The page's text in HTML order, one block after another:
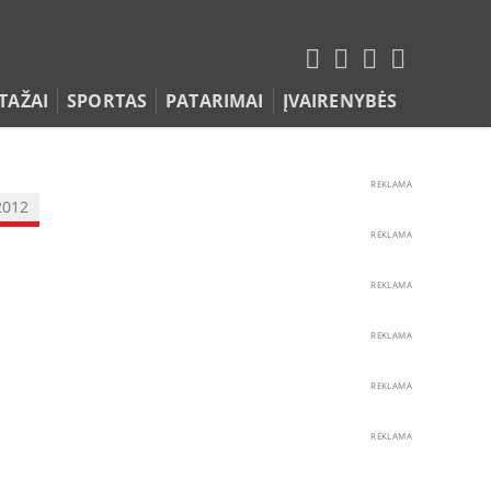
SPORTAS PATARIMAI ĮVAIRENYBĖS
REKLAMA
REKLAMA
REKLAMA
REKLAMA
REKLAMA
REKLAMA